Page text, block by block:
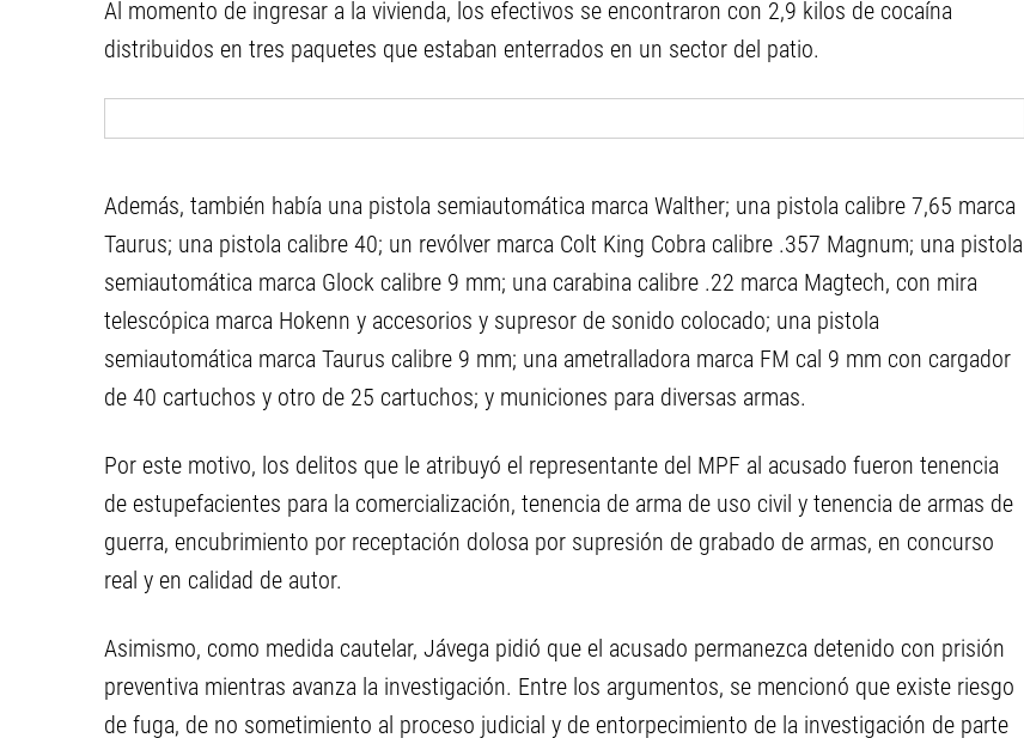
Al momento de ingresar a la vivienda, los efectivos se encontraron con 2,9 kilos de cocaína
distribuidos en tres paquetes que estaban enterrados en un sector del patio.
Además, también había una pistola semiautomática marca Walther; una pistola calibre 7,65 marca
Taurus; una pistola calibre 40; un revólver marca Colt King Cobra calibre .357 Magnum; una pistola
semiautomática marca Glock calibre 9 mm; una carabina calibre .22 marca Magtech, con mira
telescópica marca Hokenn y accesorios y supresor de sonido colocado; una pistola
semiautomática marca Taurus calibre 9 mm; una ametralladora marca FM cal 9 mm con cargador
de 40 cartuchos y otro de 25 cartuchos; y municiones para diversas armas.
Por este motivo, los delitos que le atribuyó el representante del MPF al acusado fueron tenencia
de estupefacientes para la comercialización, tenencia de arma de uso civil y tenencia de armas de
guerra, encubrimiento por receptación dolosa por supresión de grabado de armas, en concurso
real y en calidad de autor.
Asimismo, como medida cautelar, Jávega pidió que el acusado permanezca detenido con prisión
preventiva mientras avanza la investigación. Entre los argumentos, se mencionó que existe riesgo
de fuga, de no sometimiento al proceso judicial y de entorpecimiento de la investigación de parte